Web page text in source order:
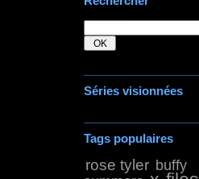
Séries visionnées
Tags populaires
rose tyler buffy